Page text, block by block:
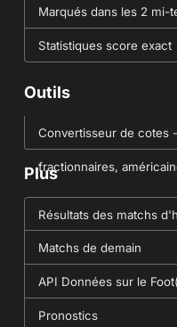
Marqués dans les 2 mi-
Statistiques score exact
Outils
Convertisseur de cotes
fractionnaires,
Plus
Résultats des matchs
Matchs de demain
API Données sur le
Pronostics